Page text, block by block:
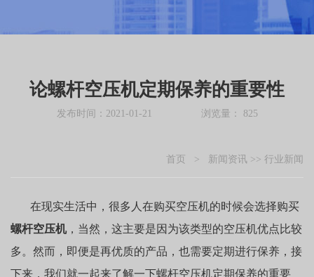
论螺杆空压机定期保养的重要性
发布时间：2021-01-21 浏览量： 825
首页 > 新闻资讯 >> 行业新闻
在现实生活中，很多人在购买空压机的时候会选择购买
螺杆空压机，当然，这主要是因为该类型的空压机优点比较
多。然而，即便是再优质的产品，也需要定期进行保养，接
下来，我们就一起来了解一下螺杆空压机定期保养的重要